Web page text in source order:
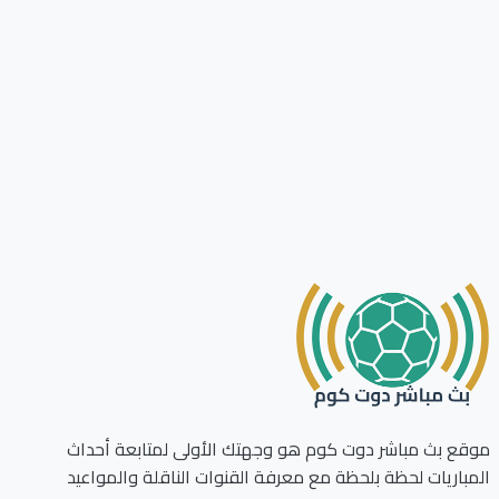
بث مباشر دوت كوم هو وجهتك الأولى لمتابعة أحداث
لحظة بلحظة مع معرفة القنوات الناقلة والمواعيد